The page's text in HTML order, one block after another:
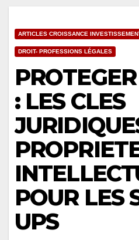
ARTICLES CROISSANCE
DROIT- PROFESSIONS LÉGALES
: LES CLES
POUR LES
UPS